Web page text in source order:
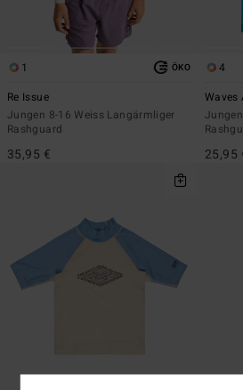
1 ÖKO
Re Issue
Jungen 8-16 Weiss Langärmliger
Rashguard
35,95 €
4
Waves
25,95